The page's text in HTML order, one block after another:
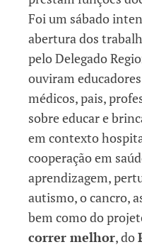
Foi um sábado
abertura dos
pelo Delegado
ouviram
médicos, pais,
sobre educar e
em contexto
cooperação em
aprendizagem,
autismo, o cancro,
bem como do
correr melhor, do